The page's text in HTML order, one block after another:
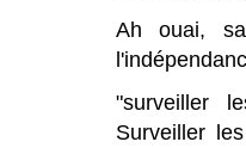
Ah ouai,
"surveiller
Surveiller